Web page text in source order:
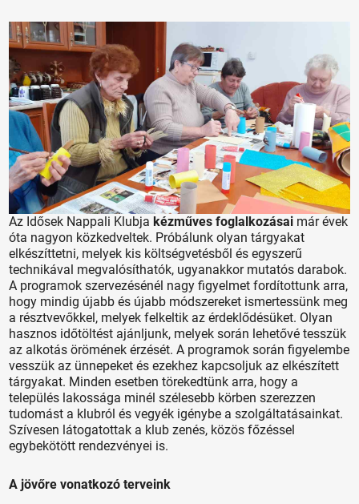
Az Idősek Nappali Klubja kézműves foglalkozásai már évek
óta nagyon közkedveltek. Próbálunk olyan tárgyakat
elkészíttetni, melyek kis költségvetésből és egyszerű
technikával megvalósíthatók, ugyanakkor mutatós darabok.
A programok szervezésénél nagy figyelmet fordítottunk arra,
hogy mindig újabb és újabb módszereket ismertessünk meg
a résztvevőkkel, melyek felkeltik az érdeklődésüket. Olyan
hasznos időtöltést ajánljunk, melyek során lehetővé tesszük
az alkotás örömének érzését. A programok során figyelembe
vesszük az ünnepeket és ezekhez kapcsoljuk az elkészített
tárgyakat. Minden esetben törekedtünk arra, hogy a
település lakossága minél szélesebb körben szerezzen
tudomást a klubról és vegyék igénybe a szolgáltatásainkat.
Szívesen látogatottak a klub zenés, közös főzéssel
egybekötött rendezvényei is.
A jövőre vonatkozó terveink